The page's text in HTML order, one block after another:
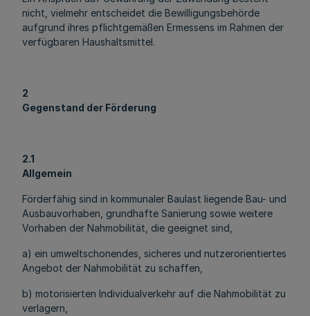
nicht, vielmehr entscheidet die Bewilligungsbehörde
aufgrund ihres pflichtgemäßen Ermessens im Rahmen der
verfügbaren Haushaltsmittel.
2
Gegenstand der Förderung
2.1
Allgemein
Förderfähig sind in kommunaler Baulast liegende Bau- und
Ausbauvorhaben, grundhafte Sanierung sowie weitere
Vorhaben der Nahmobilität, die geeignet sind,
a) ein umweltschonendes, sicheres und nutzerorientiertes
Angebot der Nahmobilität zu schaffen,
b) motorisierten Individualverkehr auf die Nahmobilität zu
verlagern,